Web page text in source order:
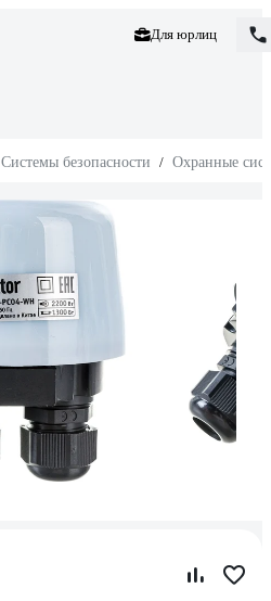
Для юрлиц
Системы безопасности / Охранные